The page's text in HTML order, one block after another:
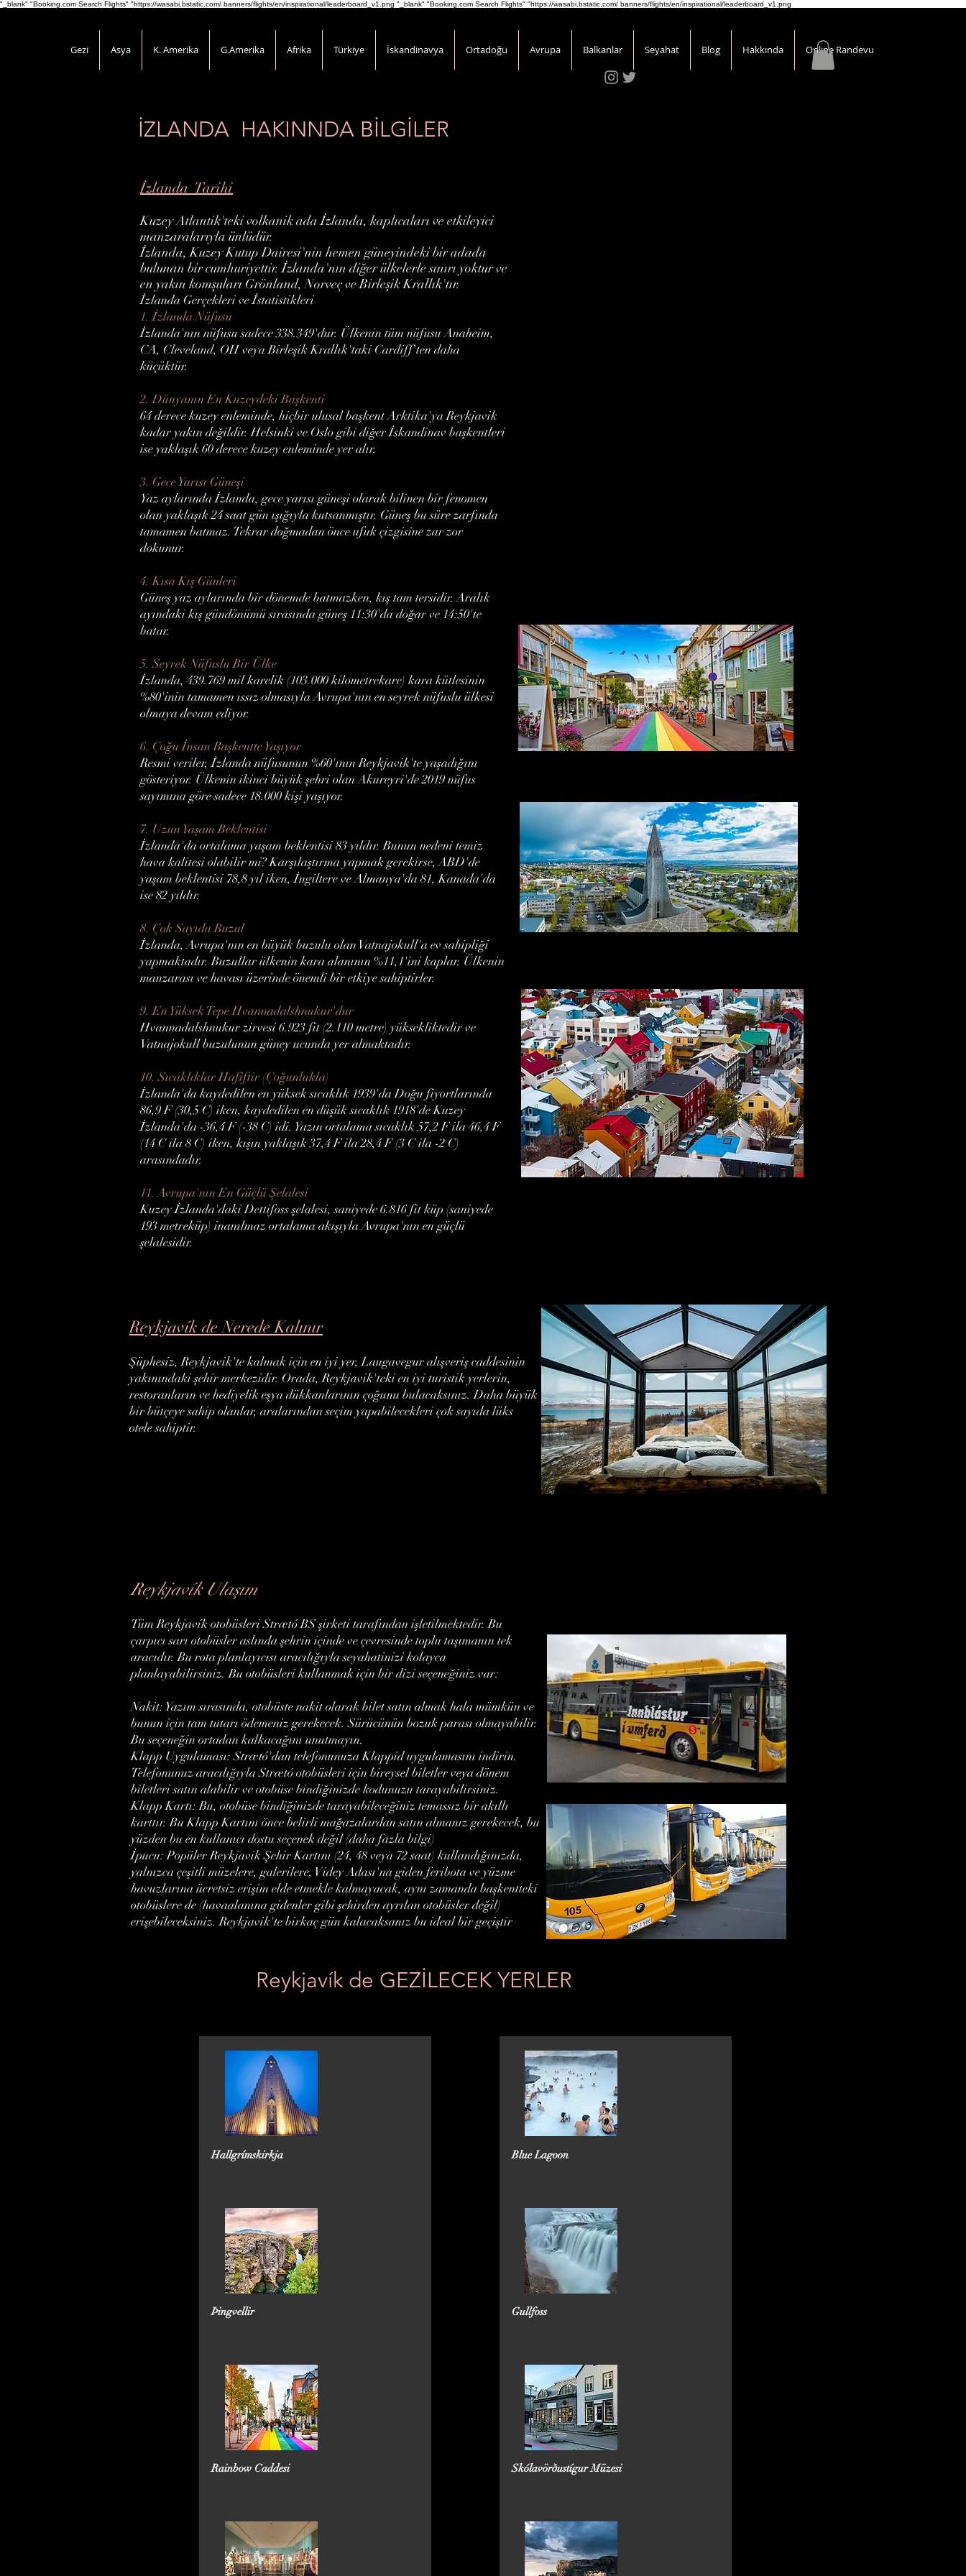
"_blank" "Booking.com Search Flights" "https://wasabi.bstatic.com/ banners/flights/en/inspirational/leaderboard_v1.png "_blank" "Booking.com Search Flights" "https://wasabi.bstatic.com/ banners/flights/en/inspirational/leaderboard_v1.png
Gezi Asya K. Amerika G.Amerika Afrika Türkiye İskandinavya Ortadoğu Avrupa Balkanlar Seyahat Blog Hakkında Online Randevu
İZLANDA HAKINNDA BİLGİLER
İzlanda Tarihi
Kuzey Atlantik'teki volkanik ada İzlanda, kaplıcaları ve etkileyici
manzaralarıyla ünlüdür.
İzlanda, Kuzey Kutup Dairesi'nin hemen güneyindeki bir adada
bulunan bir cumhuriyettir. İzlanda'nın diğer ülkelerle sınırı yoktur ve
en yakın komşuları Grönland, Norveç ve Birleşik Krallık'tır.
İzlanda Gerçekleri ve İstatistikleri
1. İzlanda Nüfusu
İzlanda'nın nüfusu sadece 338.349'dur. Ülkenin tüm nüfusu Anaheim,
CA, Cleveland, OH veya Birleşik Krallık'taki Cardiff'ten daha
küçüktür.
2. Dünyanın En Kuzeydeki Başkenti
64 derece kuzey enleminde, hiçbir ulusal başkent Arktika'ya Reykjavik
kadar yakın değildir. Helsinki ve Oslo gibi diğer İskandinav başkentleri
ise yaklaşık 60 derece kuzey enleminde yer alır.
3. Gece Yarısı Güneşi
Yaz aylarında İzlanda, gece yarısı güneşi olarak bilinen bir fenomen
olan yaklaşık 24 saat gün ışığıyla kutsanmıştır. Güneş bu süre zarfında
tamamen batmaz. Tekrar doğmadan önce ufuk çizgisine zar zor
dokunur.
4. Kısa Kış Günleri
Güneş yaz aylarında bir dönemde batmazken, kış tam tersidir. Aralık
ayındaki kış gündönümü sırasında güneş 11:30'da doğar ve 14:50'te
batar.
5. Seyrek Nüfuslu Bir Ülke
İzlanda, 439.769 mil karelik (103.000 kilometrekare) kara kütlesinin
%80'inin tamamen ıssız olmasıyla Avrupa'nın en seyrek nüfuslu ülkesi
olmaya devam ediyor.
6. Çoğu İnsan Başkentte Yaşıyor
Resmi veriler, İzlanda nüfusunun %60'ının Reykjavik'te yaşadığını
gösteriyor. Ülkenin ikinci büyük şehri olan Akureyri'de 2019 nüfus
sayımına göre sadece 18.000 kişi yaşıyor.
7. Uzun Yaşam Beklentisi
İzlanda'da ortalama yaşam beklentisi 83 yıldır. Bunun nedeni temiz
hava kalitesi olabilir mi? Karşılaştırma yapmak gerekirse, ABD'de
yaşam beklentisi 78,8 yıl iken, İngiltere ve Almanya'da 81, Kanada'da
ise 82 yıldır.
8. Çok Sayıda Buzul
İzlanda, Avrupa'nın en büyük buzulu olan Vatnajokull'a ev sahipliği
yapmaktadır. Buzullar ülkenin kara alanının %11,1'ini kaplar. Ülkenin
manzarası ve havası üzerinde önemli bir etkiye sahiptirler.
9. En Yüksek Tepe Hvannadalshnukur'dur
Hvannadalshnukur zirvesi 6.923 fit (2.110 metre) yüksekliktedir ve
Vatnajokull buzulunun güney ucunda yer almaktadır.
10. Sıcaklıklar Hafiftir (Çoğunlukla)
İzlanda'da kaydedilen en yüksek sıcaklık 1939'da Doğu fiyortlarında
86,9 F (30,5 C) iken, kaydedilen en düşük sıcaklık 1918'de Kuzey
İzlanda'da -36,4 F (-38 C) idi. Yazın ortalama sıcaklık 57,2 F ila 46,4 F
(14 C ila 8 C) iken, kışın yaklaşık 37,4 F ila 28,4 F (3 C ila -2 C)
arasındadır.
11. Avrupa'nın En Güçlü Şelalesi
Kuzey İzlanda'daki Dettifoss şelalesi, saniyede 6.816 fit küp (saniyede
193 metreküp) inanılmaz ortalama akışıyla Avrupa'nın en güçlü
şelalesidir.
Reykjavík de Nerede Kalınır
Şüphesiz, Reykjavik'te kalmak için en iyi yer, Laugavegur alışveriş caddesinin
yakınındaki şehir merkezidir. Orada, Reykjavik'teki en iyi turistik yerlerin,
restoranların ve hediyelik eşya dükkanlarının çoğunu bulacaksınız. Daha büyük
bir bütçeye sahip olanlar, aralarından seçim yapabilecekleri çok sayıda lüks
otele sahiptir.
Reykjavík Ulaşım
Tüm Reykjavík otobüsleri Strætó BS şirketi tarafından işletilmektedir. Bu
çarpıcı sarı otobüsler aslında şehrin içinde ve çevresinde toplu taşımanın tek
aracıdır. Bu rota planlayıcısı aracılığıyla seyahatinizi kolayca
planlayabilirsiniz. Bu otobüsleri kullanmak için bir dizi seçeneğiniz var:
Nakit: Yazım sırasında, otobüste nakit olarak bilet satın almak hala mümkün ve
bunun için tam tutarı ödemeniz gerekecek. Sürücünün bozuk parası olmayabilir.
Bu seçeneğin ortadan kalkacağını unutmayın.
Klapp Uygulaması: Strætó'dan telefonunuza Klappid uygulamasını indirin.
Telefonunuz aracılığıyla Strætó otobüsleri için bireysel biletler veya dönem
biletleri satın alabilir ve otobüse bindiğinizde kodunuzu tarayabilirsiniz.
Klapp Kartı: Bu, otobüse bindiğinizde tarayabileceğiniz temassız bir akıllı
karttır. Bu Klapp Kartını önce belirli mağazalardan satın almanız gerekecek, bu
yüzden bu en kullanıcı dostu seçenek değil (daha fazla bilgi)
İpucu: Popüler Reykjavik Şehir Kartını (24, 48 veya 72 saat) kullandığınızda,
yalnızca çeşitli müzelere, galerilere, Videy Adası'na giden feribota ve yüzme
havuzlarına ücretsiz erişim elde etmekle kalmayacak, aynı zamanda başkentteki
otobüslere de (havaalanına gidenler gibi şehirden ayrılan otobüsler değil)
erişebileceksiniz. Reykjavik'te birkaç gün kalacaksanız bu ideal bir geçiştir
Reykjavík de GEZİLECEK YERLER
Hallgrímskirkja
Þingvellir
Rainbow Caddesi
Blue Lagoon
Gullfoss
Skólavörðustígur Müzesi